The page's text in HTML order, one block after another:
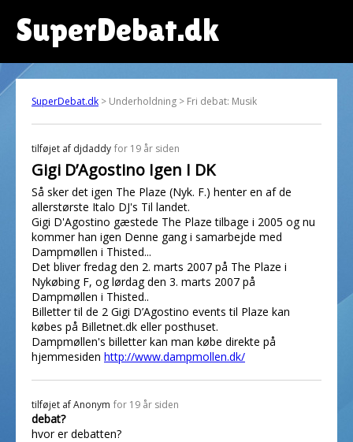
SuperDebat.dk
SuperDebat.dk > Underholdning > Fri debat: Musik
tilføjet af djdaddy for 19 år siden
Gigi D’Agostino Igen I DK
Så sker det igen The Plaze (Nyk. F.) henter en af de
allerstørste Italo DJ's Til landet.
Gigi D'Agostino gæstede The Plaze tilbage i 2005 og nu
kommer han igen Denne gang i samarbejde med
Dampmøllen i Thisted...
Det bliver fredag den 2. marts 2007 på The Plaze i
Nykøbing F, og lørdag den 3. marts 2007 på
Dampmøllen i Thisted..
Billetter til de 2 Gigi D’Agostino events til Plaze kan
købes på Billetnet.dk eller posthuset.
Dampmøllen's billetter kan man købe direkte på
hjemmesiden http://www.dampmollen.dk/
tilføjet afAnonym for 19 år siden
debat?
hvor er debatten?